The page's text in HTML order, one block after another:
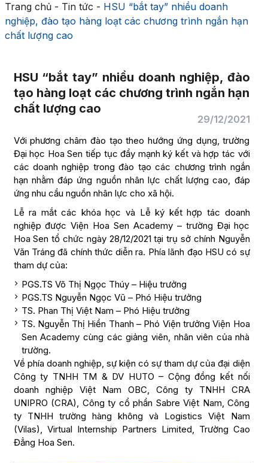
Trang chủ- Tin tức - HSU “bắt tay” nhiều doanh
nghiệp, đào tạo hàng loạt các chương trình ngắn hạn
chất lượng cao
HSU “bắt tay” nhiều doanh nghiệp, đào
tạo hàng loạt các chương trình ngắn hạn
chất lượng cao
29/12/2021
Với phương châm đào tạo theo hướng ứng dụng, trường
Đại học Hoa Sen tiếp tục đẩy mạnh ký kết và hợp tác với
các doanh nghiệp trong đào tạo các chương trình ngắn
hạn nhằm đáp ứng nguồn nhân lực chất lượng cao, đáp
ứng nhu cầu nguồn nhân lực cho xã hội.
Lễ ra mắt các khóa học và Lễ ký kết hợp tác doanh
nghiệp được Viện Hoa Sen Academy – trường Đại học
Hoa Sen tổ chức ngày 28/12/2021 tại trụ sở chính Nguyễn
Văn Tráng đã chính thức diễn ra. Phía lãnh đạo HSU có sự
tham dự của:
PGS.TS Võ Thị Ngọc Thúy – Hiệu trưởng
PGS.TS Nguyễn Ngọc Vũ – Phó Hiệu trưởng
TS. Phan Thị Việt Nam – Phó Hiệu trưởng
TS. Nguyễn Thị Hiền Thanh – Phó Viện trưởng Viện Hoa
Sen Academy cùng các giảng viên, nhân viên của nhà
trường.
Về phía doanh nghiệp, sự kiện có sự tham dự của đại diện
Công ty TNHH TM & DV HUTO – Cộng đồng kết nối
doanh nghiệp Việt Nam OBC, Công ty TNHH CRA
UNIPRO (CRA), Công ty cổ phần Sabre Việt Nam, Công
ty TNHH trường hàng không và Logistics Việt Nam
(Vilas), Virtual Internship Partners Limited, Trường Cao
Đẳng Hoa Sen.